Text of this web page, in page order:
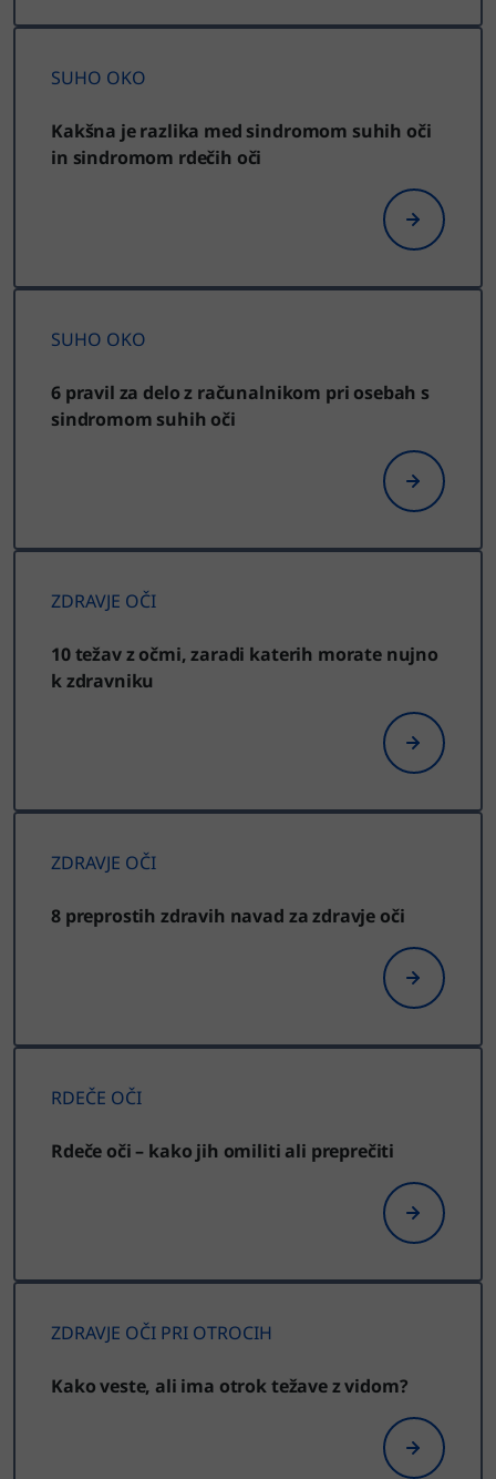
SUHO OKO
Kakšna je razlika med sindromom suhih oči
in sindromom rdečih oči
SUHO OKO
6 pravil za delo z računalnikom pri osebah s
sindromom suhih oči
ZDRAVJE OČI
10 težav z očmi, zaradi katerih morate nujno
k zdravniku
ZDRAVJE OČI
8 preprostih zdravih navad za zdravje oči
RDEČE OČI
Rdeče oči – kako jih omiliti ali preprečiti
ZDRAVJE OČI PRI OTROCIH
Kako veste, ali ima otrok težave z vidom?